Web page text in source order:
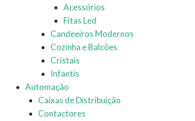
Acessórios
Fitas Led
Candeeiros Modernos
Cozinha e Balcões
Cristais
Infantis
Automação
Caixas de Distribuição
Contactores